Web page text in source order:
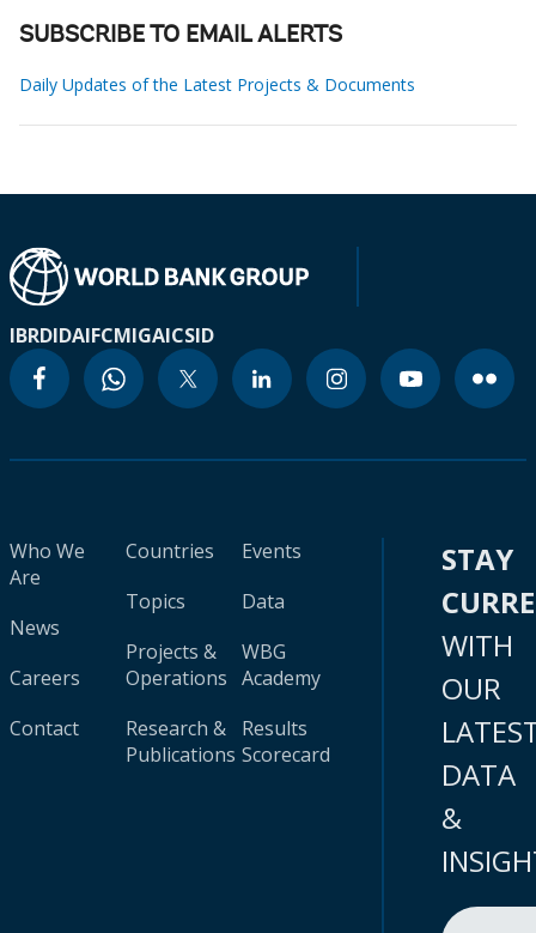
SUBSCRIBE TO EMAIL ALERTS
Daily Updates of the Latest Projects & Documents
IBRDIDAIFCMIGAICSID
Who We
Are
News
Careers
Contact
Countries
Topics
Projects &
Operations
Research &
Publications
Events
Data
WBG
Academy
Results
Scorecard
STAY
WITH
OUR
DATA
&